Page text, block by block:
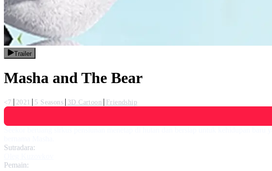
Trailer
Masha and The Bear
<7 2021 5 Seasons 3D Cartoon
Friendship
Sutradara:
Pemain: